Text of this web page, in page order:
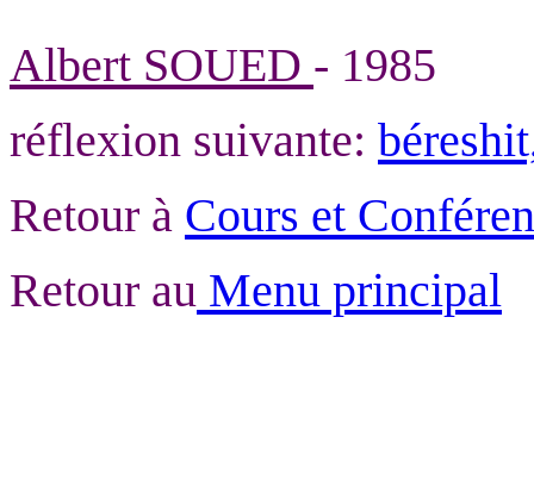
Albert SOUED - 1985
réflexion suivante:
Retour à Cours et
Retour au Menu principal